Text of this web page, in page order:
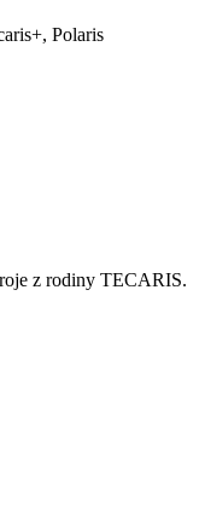
Polaris
z rodiny TECARIS.